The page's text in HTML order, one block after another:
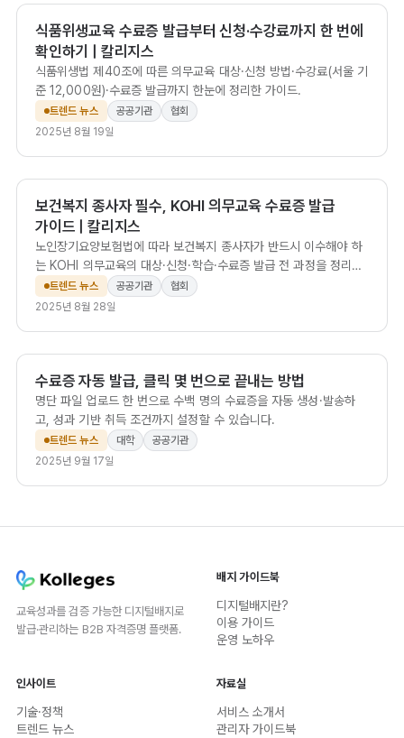
식품위생교육 수료증 발급부터 신청·수강료까지 한 번에
확인하기 | 칼리지스
식품위생법 제40조에 따른 의무교육 대상·신청 방법·수강료(서울 기
준 12,000원)·수료증 발급까지 한눈에 정리한 가이드.
트렌드 뉴스 공공기관
협회
2025년 8월 19일
보건복지 종사자 필수, KOHI 의무교육 수료증 발급
가이드 | 칼리지스
노인장기요양보험법에 따라 보건복지 종사자가 반드시 이수해야 하
는 KOHI 의무교육의 대상·신청·학습·수료증 발급 전 과정을 정리해,
과태료·급여비 환수 없이 법정 요건을 충족하는 방법을 안내합니다.
트렌드 뉴스 공공기관
협회
2025년 8월 28일
수료증 자동 발급, 클릭 몇 번으로 끝내는 방법
명단 파일 업로드 한 번으로 수백 명의 수료증을 자동 생성·발송하
고, 성과 기반 취득 조건까지 설정할 수 있습니다.
트렌드 뉴스 대학
공공기관
2025년 9월 17일
교육성과를 검증 가능한 디지털배지로
발급·관리하는 B2B 자격증명 플랫폼.
배지 가이드북
디지털배지란?
이용 가이드
운영 노하우
인사이트
기술·정책
트렌드 뉴스
자료실
서비스 소개서
관리자 가이드북